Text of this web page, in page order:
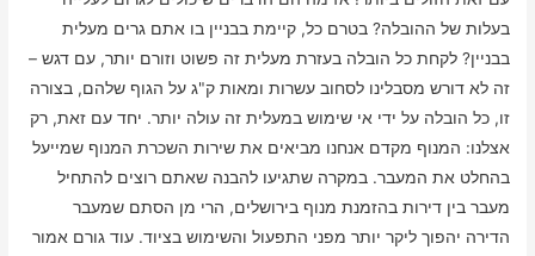
בעלות של ההובלה? בטרם כל, קיימת בבניין בו אתם גרים מעלית
בבניין? לקחת כל הובלה בעזרת מעלית זה פשוט וזורם יותר, עם דגש –
זה לא דורש מסבלינו לסחוב עשרות ומאות ק"ג על הגוף שלהם, בצורה
זו, כל הובלה על ידי אי שימוש במעלית זה עולה יותר. יחד עם זאת, רק
אצלנו: המנוף מקדם אנחנו מביאים את שירות השכרת המנוף שמייעל
בהחלט את המעבר. במקרה שתגיעו להבנה שאתם רוצים להתחיל
מעבר בין דירות בהזמנת מנוף בירושלים, הרי מן הסתם שמעבר
הדירה יהפוך ליקר יותר מפני התפעול והשימוש בציוד. עוד גורם אמור